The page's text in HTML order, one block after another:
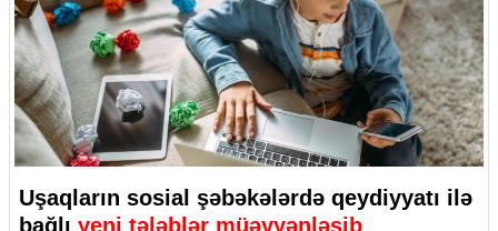
Uşaqların sosial şəbəkələrdə qeydiyyatı ilə
bağlı yeni tələblər müəyyənləşib